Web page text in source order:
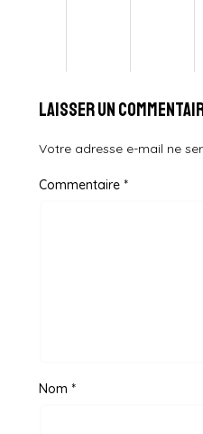
Laisser un
Votre adresse e-mail ne
Commentaire*
Nom*